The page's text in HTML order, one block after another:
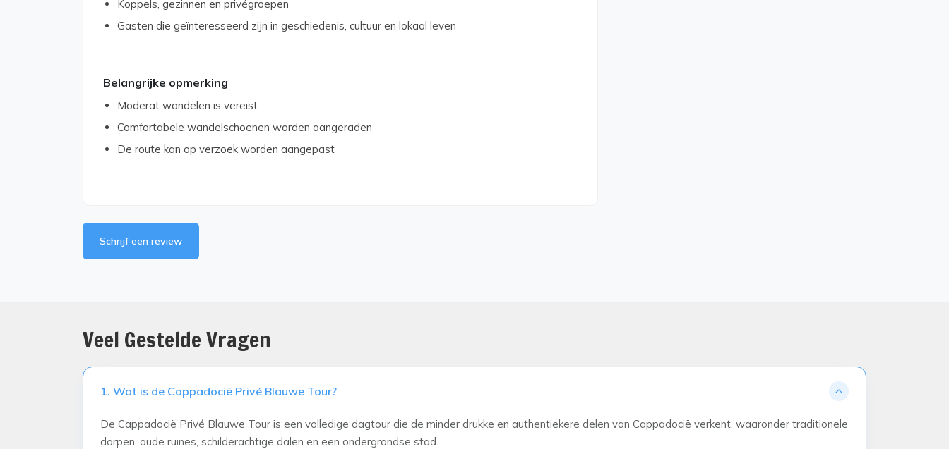
Koppels, gezinnen en privégroepen
Gasten die geïnteresseerd zijn in geschiedenis, cultuur en lokaal leven
Belangrijke opmerking
Moderat wandelen is vereist
Comfortabele wandelschoenen worden aangeraden
De route kan op verzoek worden aangepast
Schrijf een review
Veel Gestelde Vragen
1. Wat is de Cappadocië Privé Blauwe Tour?
De Cappadocië Privé Blauwe Tour is een volledige dagtour die de minder drukke en authentiekere delen van Cappadocië verkent, waaronder traditionele
dorpen, oude ruïnes, schilderachtige dalen en een ondergrondse stad.